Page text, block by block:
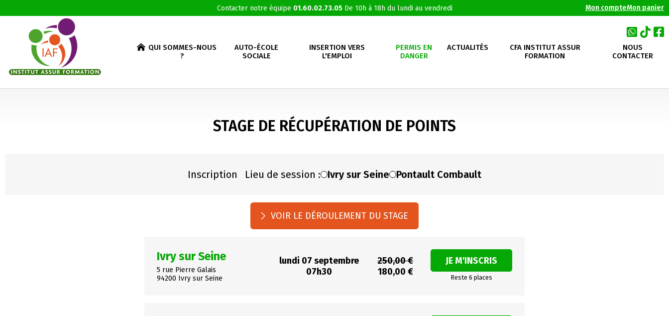
Contacter notre équipe 01.60.02.73.05 De 10h à 18h du lundi au vendredi Mon compteMon panier
QUI SOMMES-NOUS
?
AUTO-ÉCOLE
SOCIALE
INSERTION VERS
L'EMPLOI
PERMIS EN
DANGER
ACTUALITÉS
CFA INSTITUT ASSUR
FORMATION
NOUS
CONTACTER
STAGE DE RÉCUPÉRATION DE POINTS
Inscription Lieu de session : Ivry sur Seine Pontault Combault
VOIR LE DÉROULEMENT DU STAGE
Ivry sur Seine
5 rue Pierre Galais
94200 Ivry sur Seine
lundi 07 septembre
07h30
250,00 €
180,00 €
JE M'INSCRIS
Reste 6 places